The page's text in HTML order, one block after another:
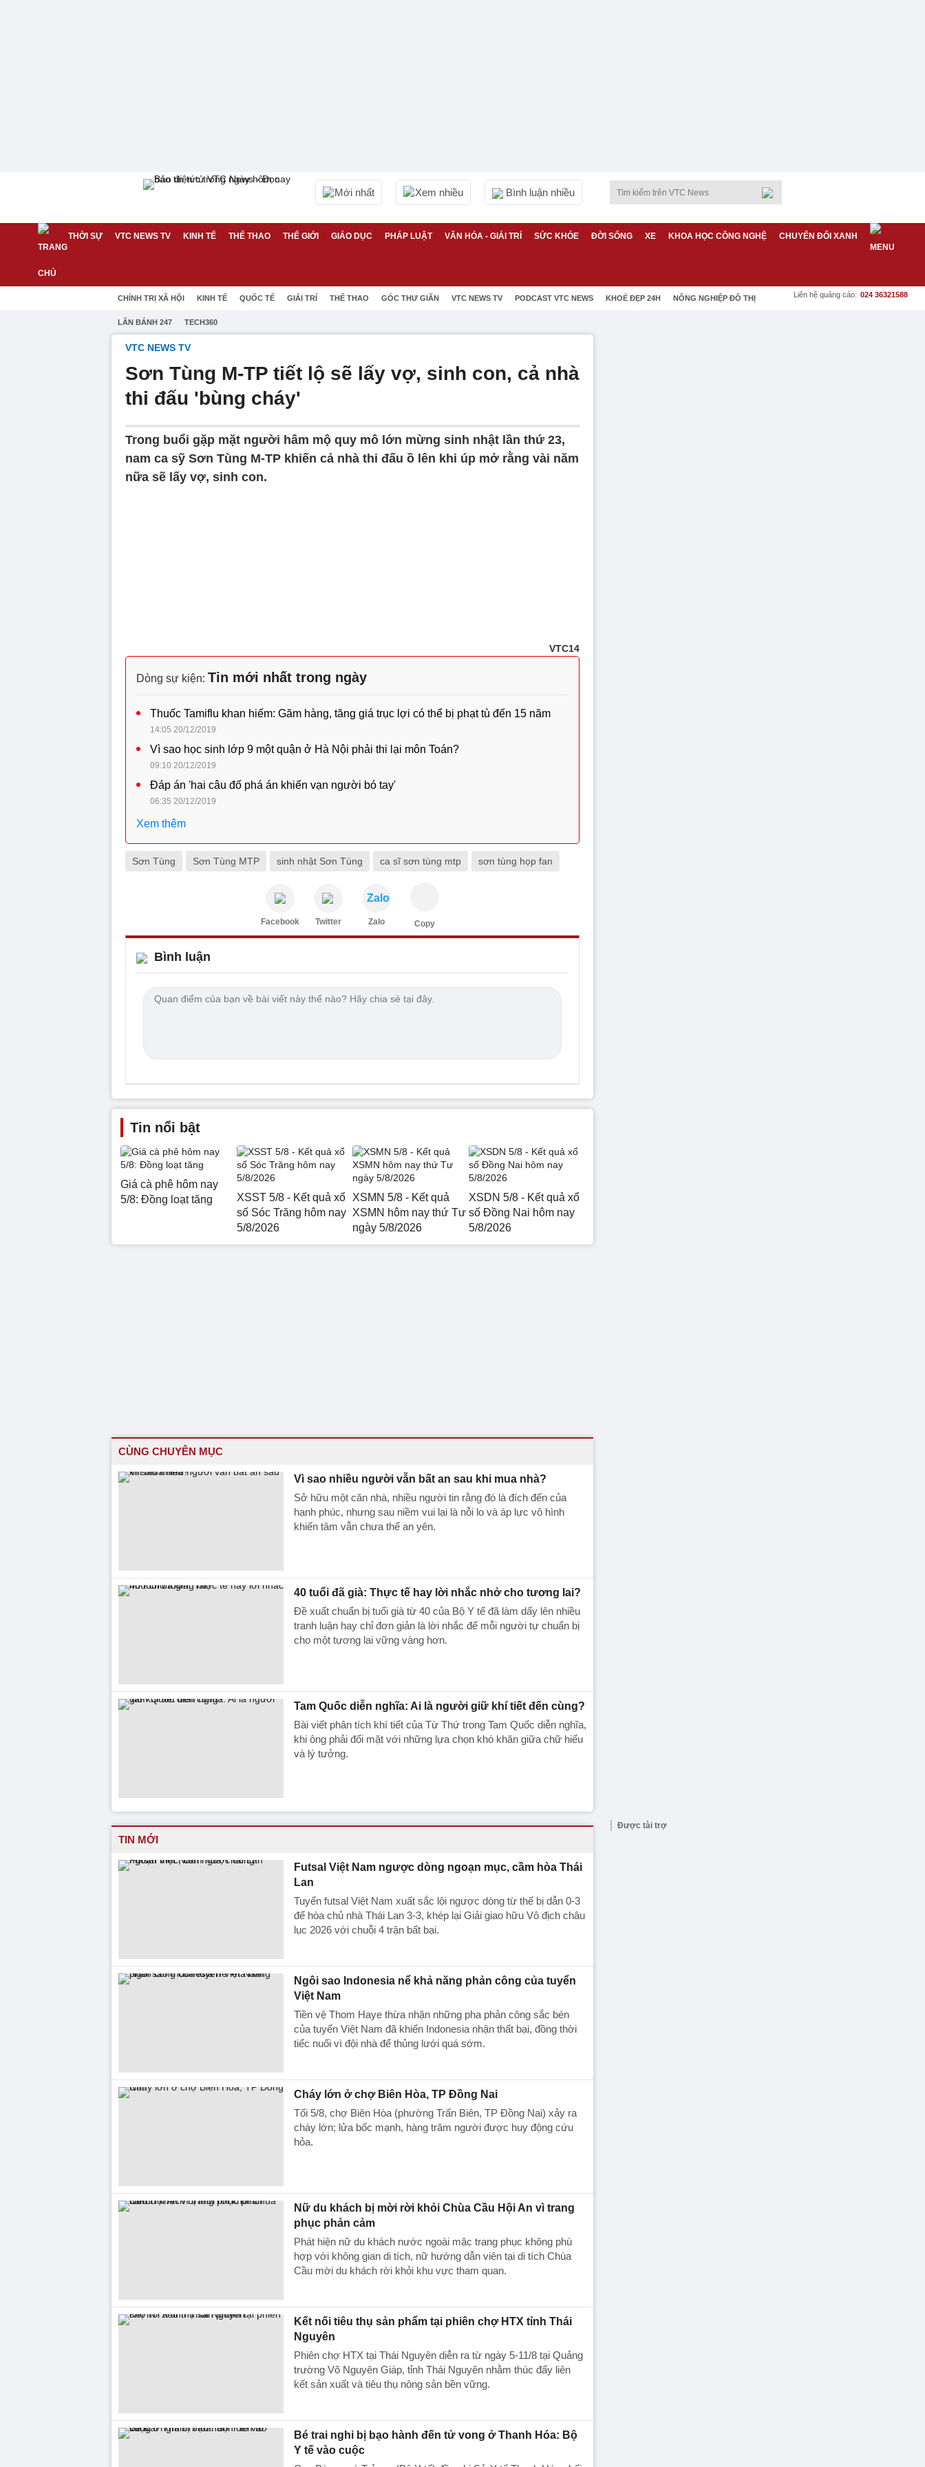
Mới nhất Xem nhiều Bình luận nhiều
THỜI SỰ VTC NEWS TV KINH TẾ THỂ THAO THẾ GIỚI GIÁO DỤC PHÁP LUẬT VĂN HÓA - GIẢI TRÍ SỨC KHỎE ĐỜI SỐNG XE KHOA HỌC CÔNG NGHỆ CHUYỂN ĐỔI XANH
CHÍNH TRỊ XÃ HỘI KINH TẾ QUỐC TẾ GIẢI TRÍ THỂ THAO GÓC THƯ GIÃN VTC NEWS TV PODCAST VTC NEWS KHOẺ ĐẸP 24H NÔNG NGHIỆP ĐÔ THỊ
LĂN BÁNH 247 TECH360
Liên hệ quảng cáo: 024 36321588
VTC NEWS TV
Sơn Tùng M-TP tiết lộ sẽ lấy vợ, sinh con, cả nhà
thi đấu 'bùng cháy'
Trong buổi gặp mặt người hâm mộ quy mô lớn mừng sinh nhật lần thứ 23,
nam ca sỹ Sơn Tùng M-TP khiến cả nhà thi đấu ồ lên khi úp mở rằng vài năm
nữa sẽ lấy vợ, sinh con.
VTC14
Dòng sự kiện: Tin mới nhất trong ngày
Thuốc Tamiflu khan hiếm: Găm hàng, tăng giá trục lợi có thể bị phạt tù đến 15 năm
14:05 20/12/2019
Vì sao học sinh lớp 9 một quận ở Hà Nội phải thi lại môn Toán?
09:10 20/12/2019
Đáp án 'hai câu đố phá án khiến vạn người bó tay'
06:35 20/12/2019
Xem thêm
Sơn Tùng Sơn Tùng MTP sinh nhật Sơn Tùng ca sĩ sơn tùng mtp sơn tùng họp fan
Facebook Twitter
Zalo
Zalo Copy
Bình luận
Tin nổi bật
Giá cà phê hôm nay
5/8: Đồng loạt tăng
XSST 5/8 - Kết quả xổ
số Sóc Trăng hôm nay
5/8/2026
XSMN 5/8 - Kết quả
XSMN hôm nay thứ Tư
ngày 5/8/2026
XSDN 5/8 - Kết quả xổ
số Đồng Nai hôm nay
5/8/2026
CÙNG CHUYÊN MỤC
Vì sao nhiều người vẫn bất an sau khi mua nhà?
Sở hữu một căn nhà, nhiều người tin rằng đó là đích đến của
hạnh phúc, nhưng sau niềm vui lại là nỗi lo và áp lực vô hình
khiến tâm vẫn chưa thể an yên.
40 tuổi đã già: Thực tế hay lời nhắc nhở cho tương lai?
Đề xuất chuẩn bị tuổi già từ 40 của Bộ Y tế đã làm dấy lên nhiều
tranh luận hay chỉ đơn giản là lời nhắc để mỗi người tự chuẩn bị
cho một tương lai vững vàng hơn.
Tam Quốc diễn nghĩa: Ai là người giữ khí tiết đến cùng?
Bài viết phân tích khí tiết của Từ Thứ trong Tam Quốc diễn nghĩa,
khi ông phải đối mặt với những lựa chọn khó khăn giữa chữ hiếu
và lý tưởng.
TIN MỚI
Futsal Việt Nam ngược dòng ngoạn mục, cầm hòa Thái
Lan
Tuyển futsal Việt Nam xuất sắc lội ngược dòng từ thế bị dẫn 0-3
để hòa chủ nhà Thái Lan 3-3, khép lại Giải giao hữu Vô địch châu
lục 2026 với chuỗi 4 trận bất bại.
Ngôi sao Indonesia nể khả năng phản công của tuyển
Việt Nam
Tiền vệ Thom Haye thừa nhận những pha phản công sắc bén
của tuyển Việt Nam đã khiến Indonesia nhận thất bại, đồng thời
tiếc nuối vì đội nhà để thủng lưới quá sớm.
Cháy lớn ở chợ Biên Hòa, TP Đồng Nai
Tối 5/8, chợ Biên Hòa (phường Trấn Biên, TP Đồng Nai) xảy ra
cháy lớn; lửa bốc mạnh, hàng trăm người được huy động cứu
hỏa.
Nữ du khách bị mời rời khỏi Chùa Cầu Hội An vì trang
phục phản cảm
Phát hiện nữ du khách nước ngoài mặc trang phục không phù
hợp với không gian di tích, nữ hướng dẫn viên tại di tích Chùa
Cầu mời du khách rời khỏi khu vực tham quan.
Kết nối tiêu thụ sản phẩm tại phiên chợ HTX tỉnh Thái
Nguyên
Phiên chợ HTX tại Thái Nguyên diễn ra từ ngày 5-11/8 tại Quảng
trường Võ Nguyên Giáp, tỉnh Thái Nguyên nhằm thúc đẩy liên
kết sản xuất và tiêu thụ nông sản bền vững.
Bé trai nghi bị bạo hành đến tử vong ở Thanh Hóa: Bộ
Y tế vào cuộc
Được tài trợ